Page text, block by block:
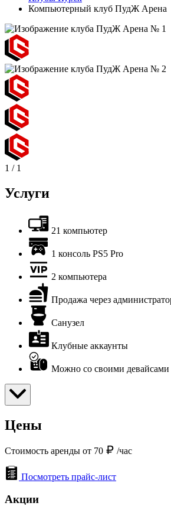
Компьютерный клуб ПудЖ Арена
1 / 1
Услуги
21 компьютер
1 консоль PS5 Pro
2 компьютера
Продажа через
Санузел
Клубные аккаунты
Можно со своими девайсами
Цены
Стоимость аренды от 70 /час
Посмотреть прайс-лист
Акции